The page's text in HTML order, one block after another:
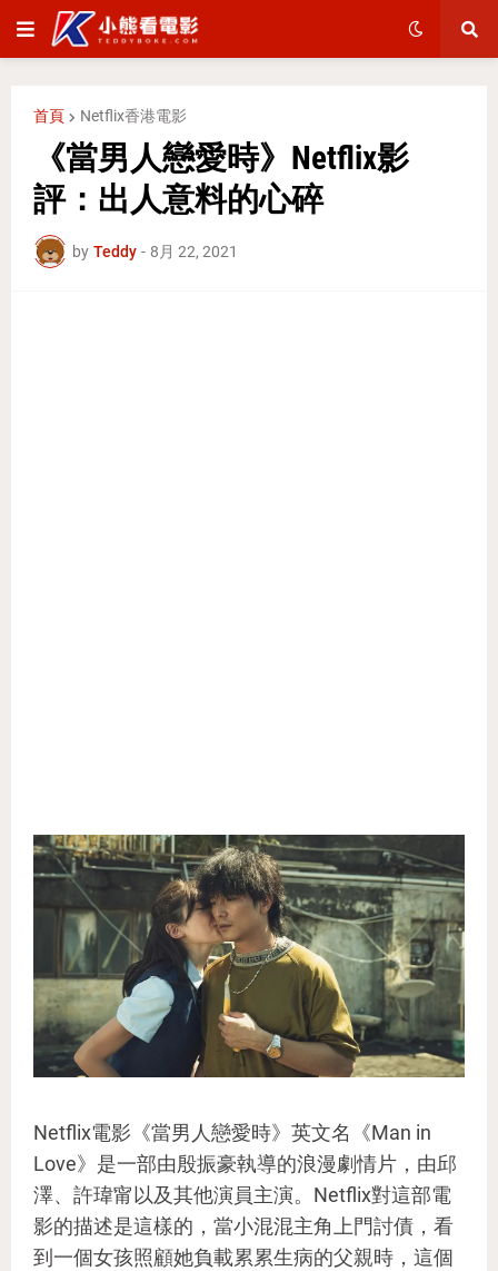
首頁 Netflix香港電影
《當男人戀愛時》Netflix影
評：出人意料的心碎
by Teddy - 8月 22, 2021
Netflix電影《當男人戀愛時》英文名《Man in
Love》是一部由殷振豪執導的浪漫劇情片，由邱
澤、許瑋甯以及其他演員主演。Netflix對這部電
影的描述是這樣的，當小混混主角上門討債，看
到一個女孩照顧她負載累累生病的父親時，這個